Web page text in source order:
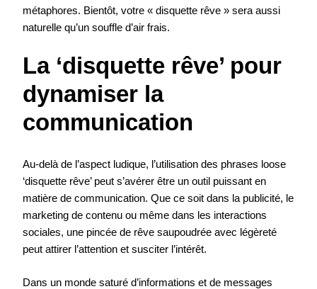
métaphores. Bientôt, votre « disquette rêve » sera aussi
naturelle qu’un souffle d’air frais.
La ‘disquette rêve’ pour
dynamiser la
communication
Au-delà de l’aspect ludique, l’utilisation des phrases loose
‘disquette rêve’ peut s’avérer être un outil puissant en
matière de communication. Que ce soit dans la publicité, le
marketing de contenu ou même dans les interactions
sociales, une pincée de rêve saupoudrée avec légèreté
peut attirer l’attention et susciter l’intérêt.
Dans un monde saturé d’informations et de messages